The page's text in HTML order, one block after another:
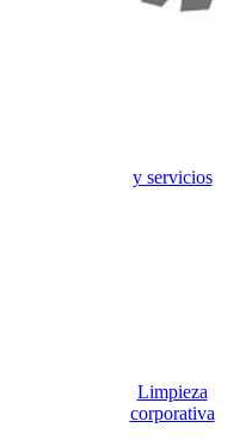
y servicios
Limpieza
corporativa